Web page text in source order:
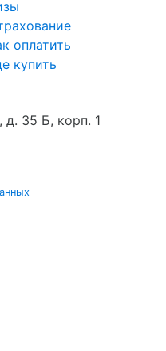
оплатить
купить
д. 35 Б, корп. 1